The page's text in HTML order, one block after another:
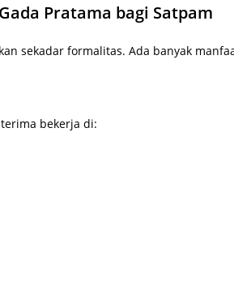
Pratama bagi Satpam
sekadar formalitas. Ada banyak
bekerja di: